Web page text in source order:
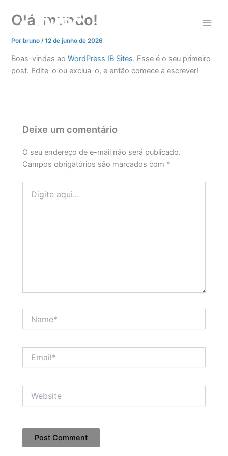
para
conteúdo
Olá, mundo!
Porbruno/12 de junho de 2026
Boas-vindas aoWordPress IB Sites. Esse é o seu primeiro
post. Edite-o ou exclua-o, e então comece a escrever!
Deixe um comentário
O seu endereço de e-mail não será publicado.
Campos obrigatórios são marcados com *
aqui...